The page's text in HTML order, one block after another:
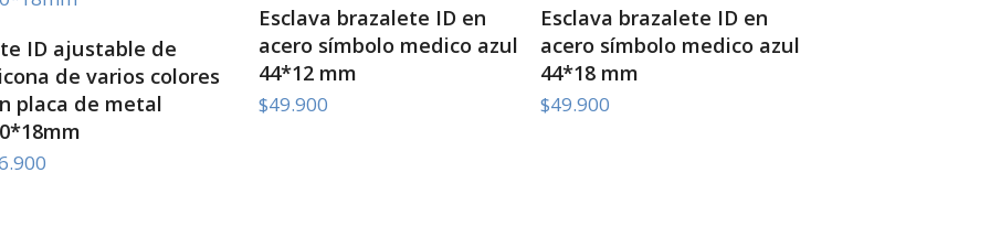
SELECT OPTIONS
ID ajustable de
de varios colores
placa de metal
SELECT OPTIONS
Esclava brazalete ID en
acero símbolo medico azul
44*12 mm
$49.900
SELECT OPTIONS
Esclava brazalete ID en
acero símbolo medico azul
44*18 mm
$49.900